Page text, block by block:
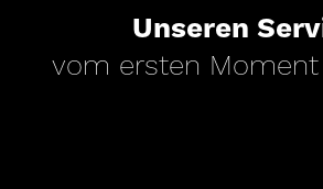
Unseren
vom ersten Moment